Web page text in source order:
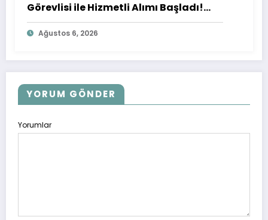
Görevlisi ile Hizmetli Alımı Başladı!
İşte Başvuru Detayları
Ağustos 6, 2026
YORUM GÖNDER
Yorumlar